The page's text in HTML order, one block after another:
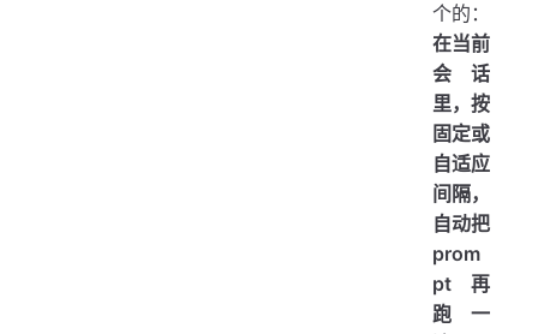
个的：
在当前
会话
里，按
固定或
自适应
间隔，
自动把
prom
pt 再
跑一